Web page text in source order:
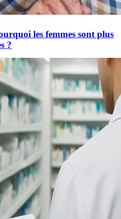
les femmes sont plus
?